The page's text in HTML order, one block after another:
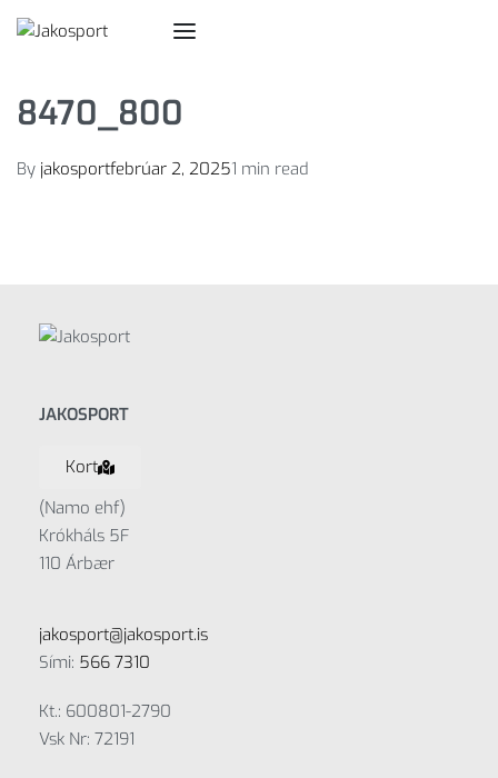
8470_800
By jakosportfebrúar 2, 20251 min read
JAKOSPORT
Kort
(Namo ehf)
Krókháls 5F
110 Árbær
jakosport@jakosport.is
Sími: 566 7310
Kt.: 600801-2790
Vsk Nr: 72191